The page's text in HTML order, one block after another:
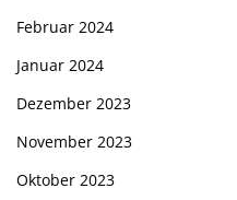
Februar 2024
Januar 2024
Dezember 2023
November 2023
Oktober 2023